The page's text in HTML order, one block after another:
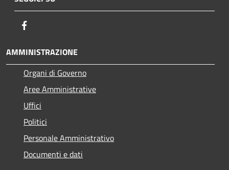
AMMINISTRAZIONE
Organi di Governo
Aree Amministrative
Uffici
Politici
Personale Amministrativo
Documenti e dati